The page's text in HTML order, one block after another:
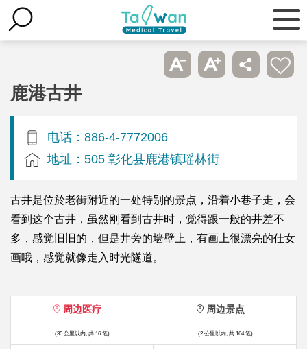
鹿港古井
电话：886-4-7772006
地址：505 彰化县鹿港镇瑶林街
古井是位於老街附近的一处特别的景点，沿着小巷子走，会
看到这个古井，虽然刚看到古井时，觉得跟一般的井差不
多，感觉旧旧的，但是井旁的墙壁上，有画上很漂亮的仕女
画哦，感觉就像走入时光隧道。
周边医疗
(30 公里以内, 共 16 笔)
周边景点
(2 公里以内, 共 164 笔)